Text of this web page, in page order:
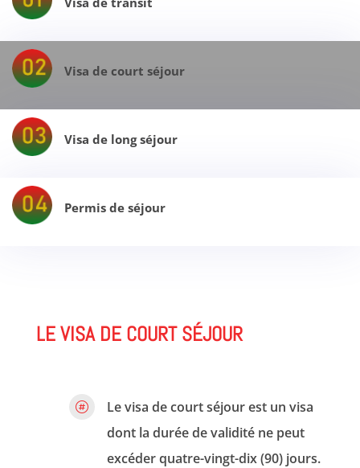
Visa de court séjour
Visa de long séjour
Permis de séjour
LE VISA DE COURT SÉJOUR

Le visa de court séjour est un visa
dont la durée de validité ne peut
excéder quatre-vingt-dix (90) jours.